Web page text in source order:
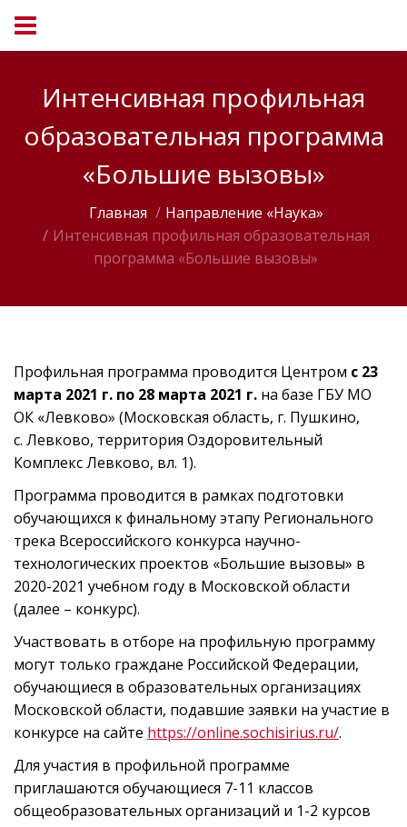
Интенсивная профильная
образовательная программа
«Большие вызовы»
Главная
Направление «Наука»
Интенсивная профильная образовательная
программа «Большие вызовы»
Профильная программа проводится Центром с 23
марта 2021 г. по 28 марта 2021 г. на базе ГБУ МО
ОК «Левково» (Московская область, г. Пушкино,
с. Левково, территория Оздоровительный
Комплекс Левково, вл. 1).
Программа проводится в рамках подготовки
обучающихся к финальному этапу Регионального
трека Всероссийского конкурса научно-
технологических проектов «Большие вызовы» в
2020-2021 учебном году в Московской области
(далее – конкурс).
Участвовать в отборе на профильную программу
могут только граждане Российской Федерации,
обучающиеся в образовательных организациях
Московской области, подавшие заявки на участие в
конкурсе на сайте https://online.sochisirius.ru/.
Для участия в профильной программе
приглашаются обучающиеся 7-11 классов
общеобразовательных организаций и 1-2 курсов